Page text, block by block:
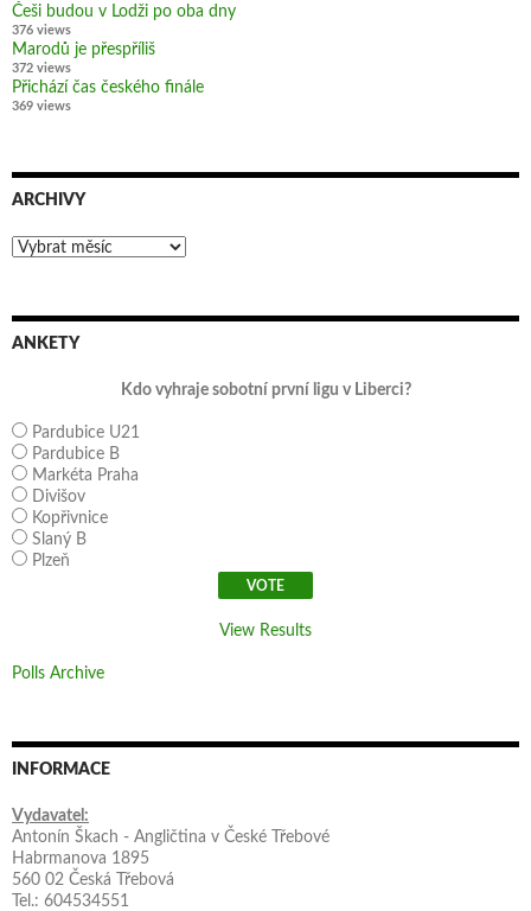
Češi budou v Lodži po oba dny
376 views
Marodů je přespříliš
372 views
Přichází čas českého finále
369 views
ARCHIVY
Archivy
ANKETY
Kdo vyhraje sobotní první ligu v Liberci?
Pardubice U21
Pardubice B
Markéta Praha
Divišov
Kopřivnice
Slaný B
Plzeň
View Results
Polls Archive
INFORMACE
Vydavatel:
Antonín Škach - Angličtina v České Třebové
Habrmanova 1895
560 02 Česká Třebová
Tel.: 604534551